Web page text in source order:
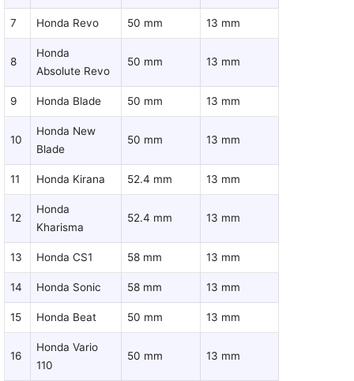
7 Honda Revo 50 mm 13 mm
8
Honda
Absolute Revo
50 mm 13 mm
9 Honda Blade 50 mm 13 mm
10
Honda New
Blade
50 mm 13 mm
11 Honda Kirana 52.4 mm 13 mm
12
Honda
Kharisma
52.4 mm 13 mm
13 Honda CS1 58 mm 13 mm
14 Honda Sonic 58 mm 13 mm
15 Honda Beat 50 mm 13 mm
16
Honda Vario
110
50 mm 13 mm